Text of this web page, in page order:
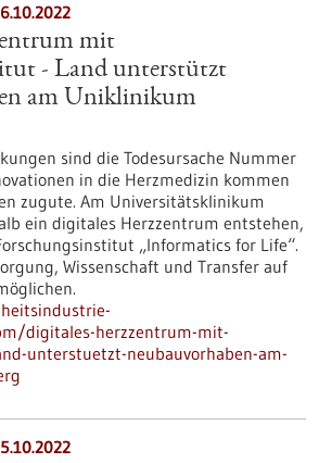
mit
- Land unterstützt
am Uniklinikum
sind die Todesursache Nummer
in die Herzmedizin kommen
zugute. Am Universitätsklinikum
ein digitales Herzzentrum entstehen,
„Informatics for Life“.
Wissenschaft und Transfer auf
digitales-herzzentrum-mit-
unterstuetzt-neubauvorhaben-am-